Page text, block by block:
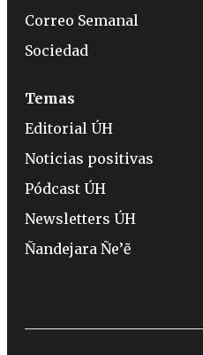
Correo Semanal
Sociedad
Temas
Editorial ÚH
Noticias positivas
Pódcast ÚH
Newsletters ÚH
Ñandejara Ñe’ẽ